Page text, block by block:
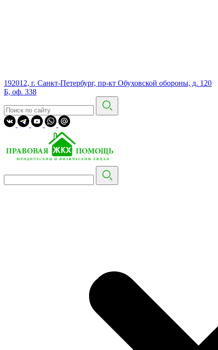
192012, г. Санкт-Петербург, пр-кт Обуховской обороны, д. 120
Б, оф. 338